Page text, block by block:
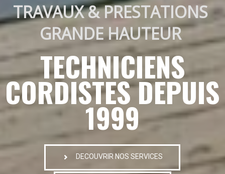
TRAVAUX & PRESTATIONS
GRANDE HAUTEUR
TECHNICIENS
CORDISTES DEPUIS
1999
DECOUVRIR NOS SERVICES